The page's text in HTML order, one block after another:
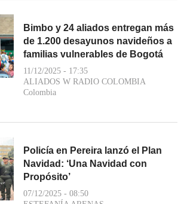
Bimbo y 24 aliados entregan más
de 1.200 desayunos navideños a
familias vulnerables de Bogotá
11/12/2025 - 17:35
ALIADOS W RADIO COLOMBIA
Colombia
Policía en Pereira lanzó el Plan
Navidad: ‘Una Navidad con
Propósito’
07/12/2025 - 08:50